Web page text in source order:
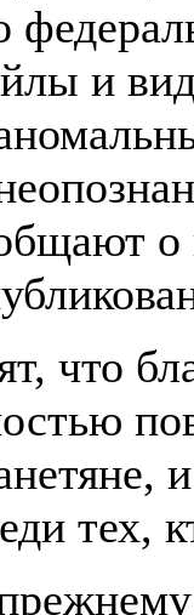
и
что
тех,